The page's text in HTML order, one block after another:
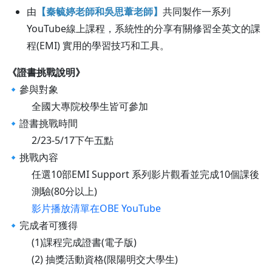
由 【秦毓婷老師和吳思葦老師】 共同製作一系列
YouTube線上課程，系統性的分享有關修習全英文的課
程(EMI) 實用的學習技巧和工具。
《證書挑戰說明》
🔹參與對象
全國大專院校學生皆可參加
🔹證書挑戰時間
2/23-5/17下午五點
🔹挑戰內容
任選10部EMI Support 系列影片觀看並完成10個課後
測驗(80分以上)
影片播放清單在OBE YouTube
🔹完成者可獲得
(1)課程完成證書(電子版)
(2) 抽獎活動資格(限陽明交大學生)